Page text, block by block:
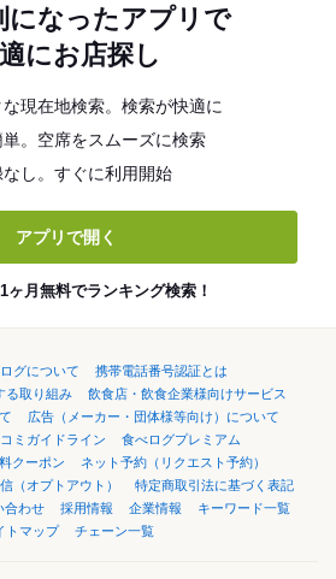
になったアプリで
にお店探し
現在地検索。検索が快適に
。空席をスムーズに検索
し。すぐに利用開始
アプリで開く
ヶ月無料でランキング検索！
グについて
携帯電話番号認証とは
る取り組み
飲食店・飲食企業様向けサービス
広告（メーカー・団体様等向け）について
ミガイドライン
食べログプレミアム
クーポン
ネット予約（リクエスト予約）
（オプトアウト）
特定商取引法に基づく表記
合わせ 採用情報 企業情報
キーワード一覧
トマップ
チェーン一覧